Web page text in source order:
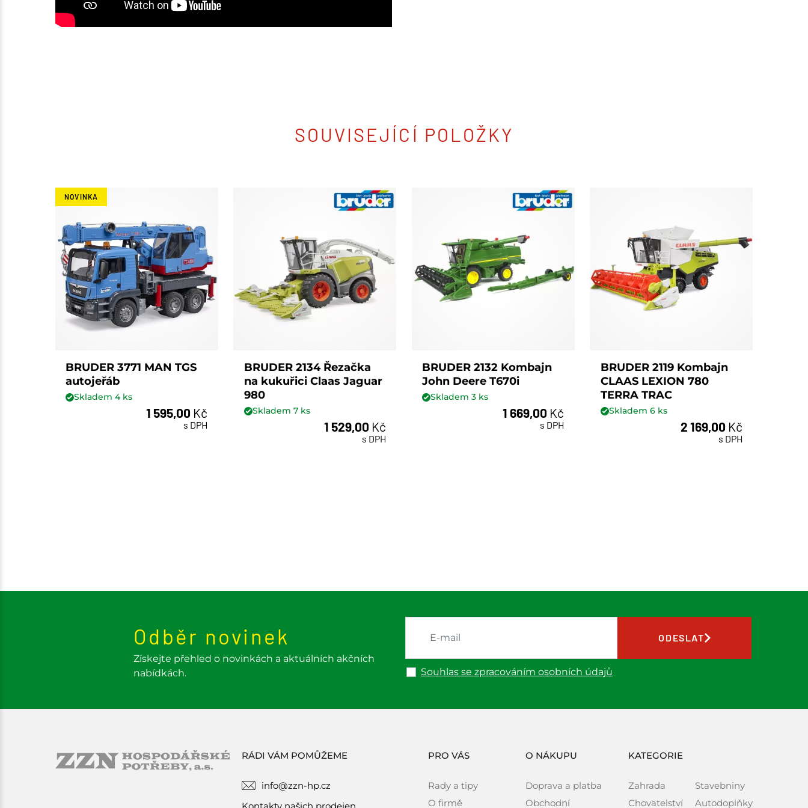
SOUVISEJÍCÍ POLOŽKY
NOVINKA
BRUDER 3771 MAN TGS
autojeřáb
Skladem4ks
1 595,00 Kč
s DPH
BRUDER 2134 Řezačka
na kukuřici Claas Jaguar
980
Skladem 7ks
1 529,00 Kč
s DPH
BRUDER 2132 Kombajn
John Deere T670i
Skladem3 ks
1 669,00 Kč
s DPH
BRUDER 2119 Kombajn
CLAAS LEXION 780
TERRA TRAC
Skladem 6ks
2 169,00 Kč
s DPH
Odběr novinek
Získejte přehled o novinkách a aktuálních akčních
nabídkách.
Souhlas se zpracováním osobních údajů
ODESLAT
RÁDI VÁM POMŮŽEME
info@zzn-hp.cz
PRO VÁS
Rady a tipy
O firmě
O NÁKUPU
Doprava a platba
Obchodní
KATEGORIE
Zahrada
Chovatelství
Stavebniny
Autodoplňky